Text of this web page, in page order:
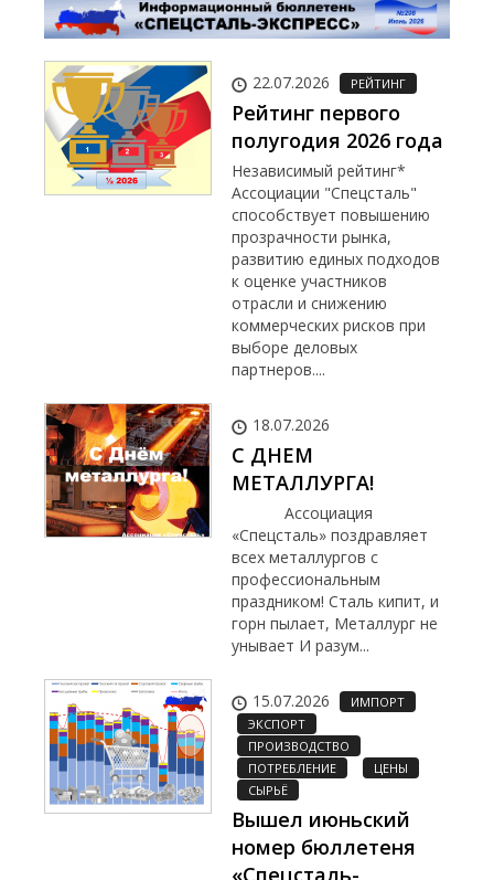
22.07.2026 РЕЙТИНГ
Рейтинг первого
полугодия 2026 года
Независимый рейтинг*
Ассоциации "Спецсталь"
способствует повышению
прозрачности рынка,
развитию единых подходов
к оценке участников
отрасли и снижению
коммерческих рисков при
выборе деловых
партнеров....
18.07.2026
С ДНЕМ
МЕТАЛЛУРГА!
Ассоциация
«Спецсталь» поздравляет
всех металлургов с
профессиональным
праздником! Сталь кипит, и
горн пылает, Металлург не
унывает И разум...
15.07.2026
ИМПОРТ
ЭКСПОРТ
ПРОИЗВОДСТВО
ПОТРЕБЛЕНИЕ
ЦЕНЫ
СЫРЬЁ
Вышел июньский
номер бюллетеня
«Спецсталь-